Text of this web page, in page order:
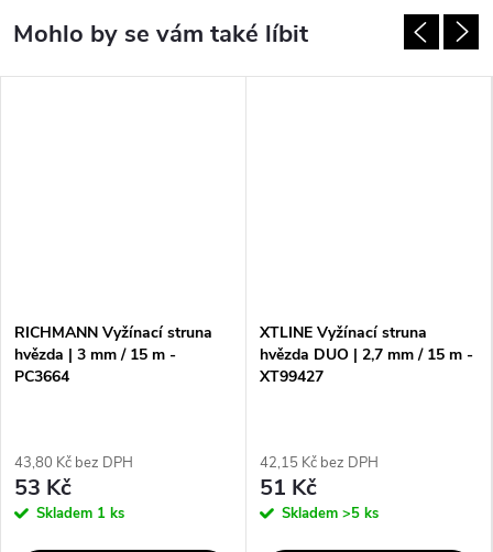
RICHMANN Vyžínací struna
hvězda | 3 mm / 15 m -
PC3664
43,80 Kč bez DPH
53 Kč
Skladem 1 ks
XTLINE Vyžínací struna
hvězda DUO | 2,7 mm / 15 m -
XT99427
42,15 Kč bez DPH
51 Kč
Skladem >5 ks